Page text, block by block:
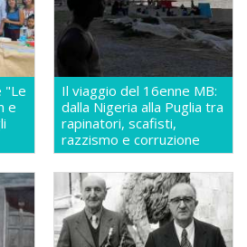
"Le
e
Il viaggio del 16enne MB:
dalla Nigeria alla Puglia tra
rapinatori, scafisti,
razzismo e corruzione